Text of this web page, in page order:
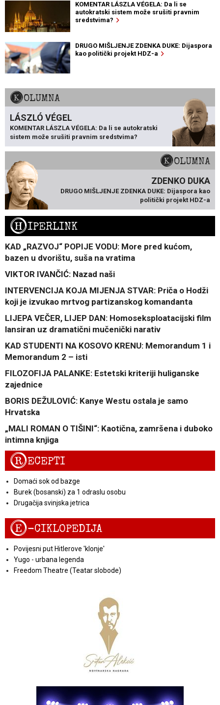
KOMENTAR LÁSZLA VÉGELA: Da li se
autokratski sistem može srušiti pravnim
sredstvima?
DRUGO MIŠLJENJE ZDENKA DUKE: Dijaspora
kao politički projekt HDZ-a
KOLUMNA
LÁSZLÓ VÉGEL
KOMENTAR LÁSZLA VÉGELA: Da li se autokratski
sistem može srušiti pravnim sredstvima?
KOLUMNA
ZDENKO DUKA
DRUGO MIŠLJENJE ZDENKA DUKE: Dijaspora kao
politički projekt HDZ-a
HIPERLINK
KAD „RAZVOJ“ POPIJE VODU: More pred kućom,
bazen u dvorištu, suša na vratima
VIKTOR IVANČIĆ: Nazad naši
INTERVENCIJA KOJA MIJENJA STVAR: Priča o Hodži
koji je izvukao mrtvog partizanskog komandanta
LIJEPA VEČER, LIJEP DAN: Homoseksploatacijski film
lansiran uz dramatični mučenički narativ
KAD STUDENTI NA KOSOVO KRENU: Memorandum 1 i
Memorandum 2 – isti
FILOZOFIJA PALANKE: Estetski kriteriji huliganske
zajednice
BORIS DEŽULOVIĆ: Kanye Westu ostala je samo
Hrvatska
„MALI ROMAN O TIŠINI“: Kaotična, zamršena i duboko
intimna knjiga
RECEPTI
Domaći sok od bazge
Burek (bosanski) za 1 odraslu osobu
Drugačija svinjska jetrica
E-CIKLOPEDIJA
Povijesni put Hitlerove 'klonje'
Yugo - urbana legenda
Freedom Theatre (Teatar slobode)